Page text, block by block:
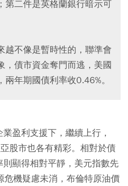
第二件是英格蘭銀行暗示可
越不像是暫時性的，聯準會
，債市資金奪門而逃，美國
年期國債利率收0.46%。
盈利支援下，繼續上行，
股市也各有精彩。相對於債
顯得相對平靜，美元指數先
機疑慮未消，布倫特原油價